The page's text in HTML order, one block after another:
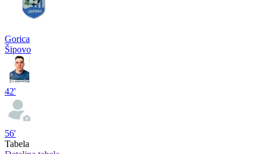
Gorica
Šipovo
42'
56'
Tabela